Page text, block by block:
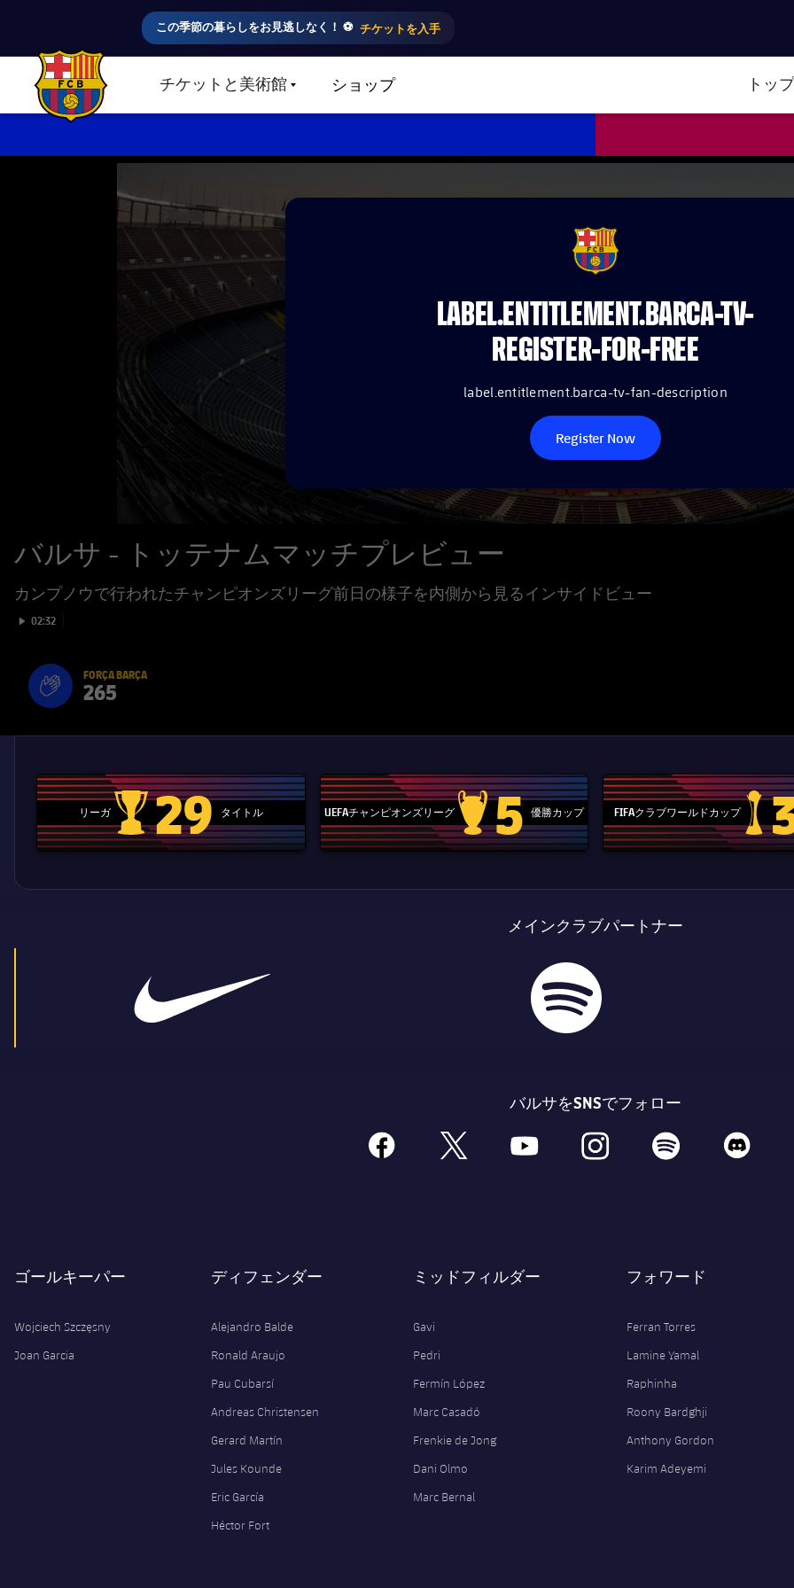
この季節の暮らしをお見逃しなく！ ⚽️ チケットを入手
FC Barcelona club badge チケットと美術館LABEL.SHARE.CARETDOWNショップ トッ
FCB Barcelona badge
LABEL.ENTITLEMENT.BARCA-TV-
REGISTER-FOR-FREE
label.entitlement.barca-tv-fan-description
Register Now
バルサ - トッテナムマッチプレビュー
カンプノウで行われたチャンピオンズリーグ前日の様子を内側から見るインサイドビュー
Play video
02:32
Força Barça
label.aria.forcabarca
FORÇA BARÇA
label.aria.fire
265
リーガ
La Liga trophy
29 タイトル UEFAチャンピオンズリーグ
Champions League trophy
5 優勝カップ FIFAクラブワールドカップ
メインクラブパートナー
バルサをSNSでフォロー
facebook x youtube instagram spotify discord
ゴールキーパー
Wojciech Szczęsny
Joan Garcia
ディフェンダー
Alejandro Balde
Ronald Araujo
Pau Cubarsí
Andreas Christensen
Gerard Martín
Jules Kounde
Eric García
Héctor Fort
ミッドフィルダー
Gavi
Pedri
Fermín López
Marc Casadó
Frenkie de Jong
Dani Olmo
Marc Bernal
フォワード
Ferran Torres
Lamine Yamal
Raphinha
Roony Bardghji
Anthony Gordon
Karim Adeyemi